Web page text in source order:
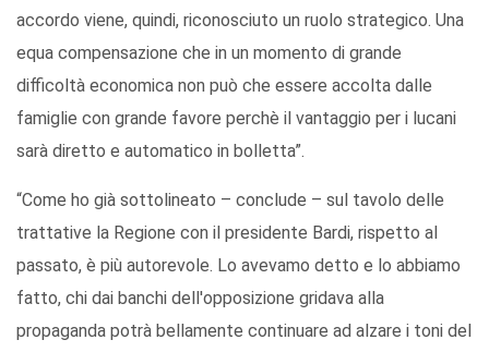
accordo viene, quindi, riconosciuto un ruolo strategico. Una
equa compensazione che in un momento di grande
difficoltà economica non può che essere accolta dalle
famiglie con grande favore perchè il vantaggio per i lucani
sarà diretto e automatico in bolletta”.
“Come ho già sottolineato – conclude – sul tavolo delle
trattative la Regione con il presidente Bardi, rispetto al
passato, è più autorevole. Lo avevamo detto e lo abbiamo
fatto, chi dai banchi dell'opposizione gridava alla
propaganda potrà bellamente continuare ad alzare i toni del